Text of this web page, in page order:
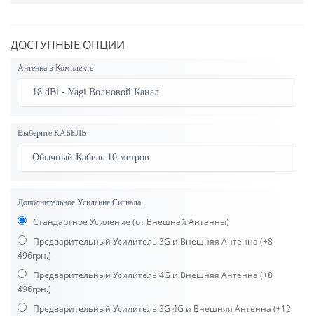
ДОСТУПНЫЕ ОПЦИИ
Антенна в Комплекте
Выберите КАБЕЛЬ
Дополнительное Усиление Сигнала
Стандартное Усиление (от Внешней Антенны)
Предварительный Усилитель 3G и Внешняя Антенна (+8
496грн.)
Предварительный Усилитель 4G и Внешняя Антенна (+8
496грн.)
Предварительный Усилитель 3G 4G и Внешняя Антенна (+12